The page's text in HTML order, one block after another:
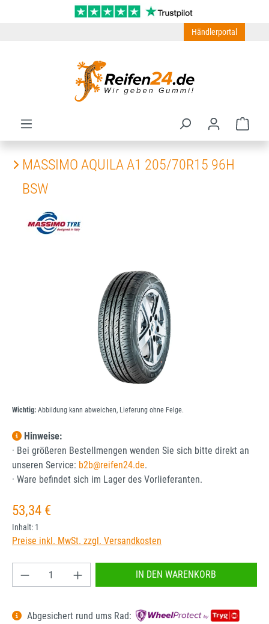
Zum Hauptinhalt springen
Händlerportal
MASSIMO AQUILA A1 205/70R15 96H
BSW
Wichtig: Abbildung kann abweichen, Lieferung ohne Felge.
Hinweise:
· Bei größeren Bestellmengen wenden Sie sich bitte direkt an
unseren Service: b2b@reifen24.de.
· Ware befindet sich im Lager des Vorlieferanten.
Regulärer Preis:
53,34 €
Inhalt: 1
Preise inkl. MwSt. zzgl. Versandkosten
Produkt Anzahl: Gib den gewünschten Wert
IN DEN WARENKORB
Abgesichert rund ums Rad: